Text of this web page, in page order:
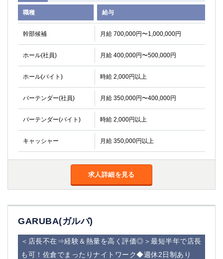
職種 給与
幹部候補 月給 700,000円〜1,000,000円
ホール(社員) 月給 400,000円〜500,000円
ホール(バイト) 時給 2,000円以上
バーテンダー(社員) 月給 350,000円〜400,000円
バーテンダー(バイト) 時給 2,000円以上
キャッシャー 月給 350,000円以上
求人詳細を見る
GARUBA(ガルバ)
＜店長不在⇒経験＆熱量を高く評価◎＞最短半年で店長
も可！佐倉でまったりナイトワーク◆週休2日制あり